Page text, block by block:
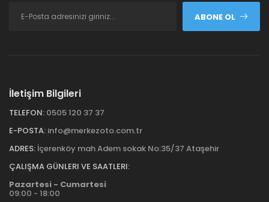
ABONE OL
İletişim Bilgileri
TELEFON: 0505 120 37 37
E-POSTA: info@merkezoto.com.tr
ADRES: İçerenköy mah Adem sokak No:35/37 Ataşehir
ÇALIŞMA GÜNLERI VE SAATLERI:
Pazartesi - Cumartesi
09:00 - 18:00